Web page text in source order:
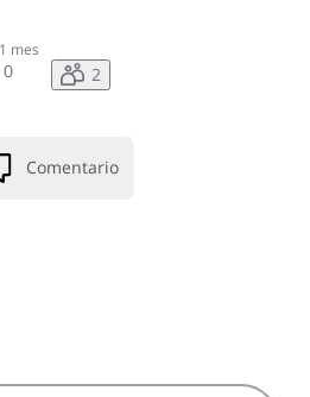
mes
0 2
Comentario